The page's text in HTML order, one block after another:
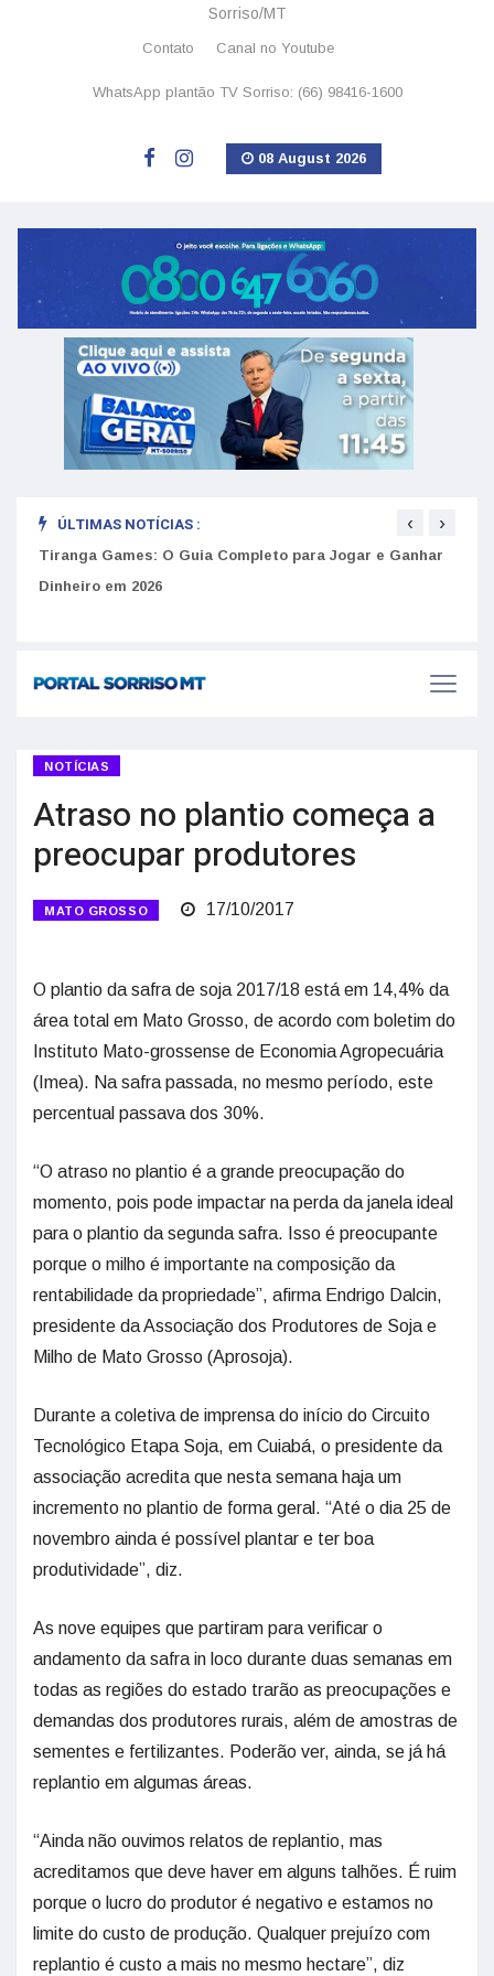
Sorriso/MT
Contato Canal no Youtube
WhatsApp plantão TV Sorriso: (66) 98416-1600
08 August 2026
ÚLTIMAS NOTÍCIAS :
Tiranga Games: O Guia Completo para Jogar e Ganhar
Dinheiro em 2026
‹ ›
NOTÍCIAS
Atraso no plantio começa a
preocupar produtores
MATO GROSSO 17/10/2017
O plantio da safra de soja 2017/18 está em 14,4% da
área total em Mato Grosso, de acordo com boletim do
Instituto Mato-grossense de Economia Agropecuária
(Imea). Na safra passada, no mesmo período, este
percentual passava dos 30%.
“O atraso no plantio é a grande preocupação do
momento, pois pode impactar na perda da janela ideal
para o plantio da segunda safra. Isso é preocupante
porque o milho é importante na composição da
rentabilidade da propriedade”, afirma Endrigo Dalcin,
presidente da Associação dos Produtores de Soja e
Milho de Mato Grosso (Aprosoja).
Durante a coletiva de imprensa do início do Circuito
Tecnológico Etapa Soja, em Cuiabá, o presidente da
associação acredita que nesta semana haja um
incremento no plantio de forma geral. “Até o dia 25 de
novembro ainda é possível plantar e ter boa
produtividade”, diz.
As nove equipes que partiram para verificar o
andamento da safra in loco durante duas semanas em
todas as regiões do estado trarão as preocupações e
demandas dos produtores rurais, além de amostras de
sementes e fertilizantes. Poderão ver, ainda, se já há
replantio em algumas áreas.
“Ainda não ouvimos relatos de replantio, mas
acreditamos que deve haver em alguns talhões. É ruim
porque o lucro do produtor é negativo e estamos no
limite do custo de produção. Qualquer prejuízo com
replantio é custo a mais no mesmo hectare”, diz